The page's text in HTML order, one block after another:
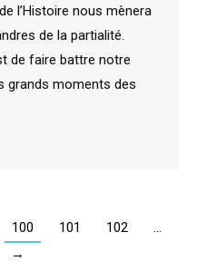
l’Histoire nous mènera
de la partialité.
de faire battre notre
grands moments des
100 101 102
…
→